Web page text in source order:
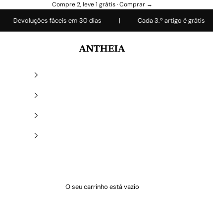
Compre 2, leve 1 grátis ·Comprar →
Devoluções fáceis em 30 dias Cada 3.º artigo é grátis
Antheiafit
O seu carrinho está vazio